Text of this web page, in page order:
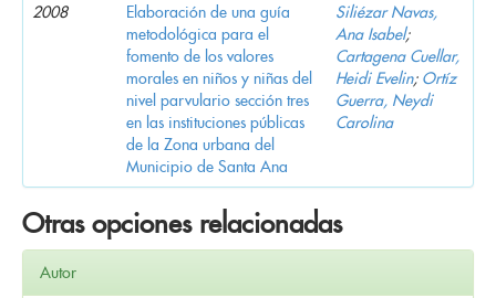
2008
Elaboración de una guía
metodológica para el
fomento de los valores
morales en niños y niñas del
nivel parvulario sección tres
en las instituciones públicas
de la Zona urbana del
Municipio de Santa Ana
Siliézar Navas,
Ana Isabel;
Cartagena Cuellar,
Heidi Evelin; Ortíz
Guerra, Neydi
Carolina
Otras opciones relacionadas
Autor